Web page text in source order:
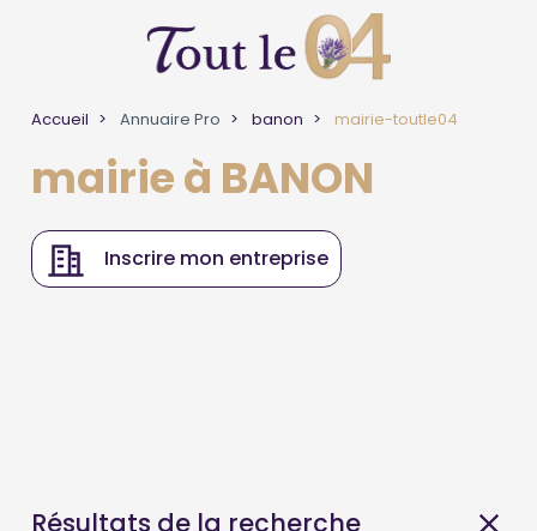
Accueil Annuaire Pro banon mairie-toutle04
mairie à BANON
Inscrire mon entreprise
Résultats de la recherche